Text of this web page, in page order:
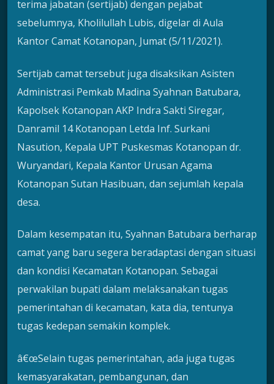
terima jabatan (sertijab) dengan pejabat
sebelumnya, Kholilullah Lubis, digelar di Aula
Kantor Camat Kotanopan, Jumat (5/11/2021).
Sertijab camat tersebut juga disaksikan Asisten
Administrasi Pemkab Madina Syahnan Batubara,
Kapolsek Kotanopan AKP Indra Sakti Siregar,
Danramil 14 Kotanopan Letda Inf. Surkani
Nasution, Kepala UPT Puskesmas Kotanopan dr.
Wuryandari, Kepala Kantor Urusan Agama
Kotanopan Sutan Hasibuan, dan sejumlah kepala
desa.
Dalam kesempatan itu, Syahnan Batubara berharap
camat yang baru segera beradaptasi dengan situasi
dan kondisi Kecamatan Kotanopan. Sebagai
perwakilan bupati dalam melaksanakan tugas
pemerintahan di kecamatan, kata dia, tentunya
tugas kedepan semakin komplek.
â€œSelain tugas pemerintahan, ada juga tugas
kemasyarakatan, pembangunan, dan